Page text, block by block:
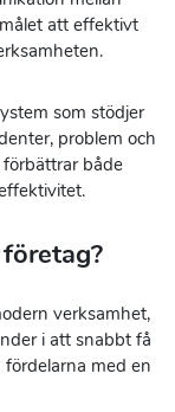
att effektivt
som stödjer
problem och
både
verksamhet,
i att snabbt få
med en